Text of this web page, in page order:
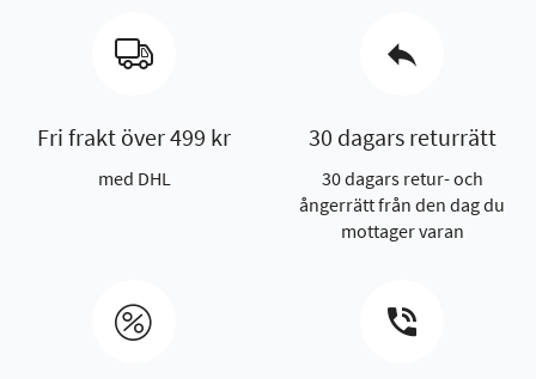
Fri frakt över 499 kr
med DHL
30 dagars returrätt
30 dagars retur- och
ångerrätt från den dag du
mottager varan